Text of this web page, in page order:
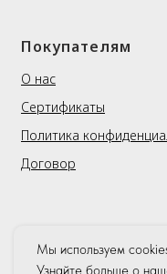
Мы используем
Узнайте больше о
Покупателям
О нас
Сертификаты
Политика
Договор